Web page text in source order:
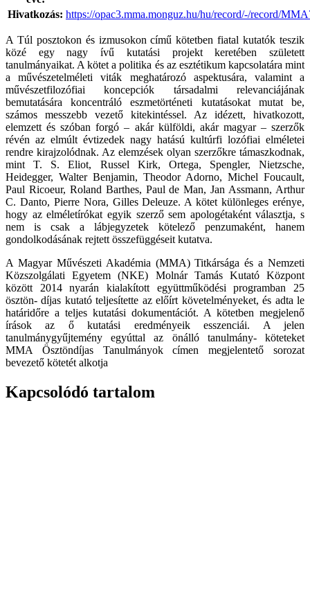
Hivatkozás: https://opac3.mma.monguz.hu/hu/record/-/record/
A Túl posztokon és izmusokon című kötetben fiatal kutatók teszik
közé egy nagy ívű kutatási projekt keretében született
tanulmányaikat. A kötet a politika és az esztétikum kapcsolatára mint
a művészetelméleti viták meghatározó aspektusára, valamint a
művészetfilozófiai koncepciók társadalmi relevanciájának
bemutatására koncentráló eszmetörténeti kutatásokat mutat be,
számos messzebb vezető kitekintéssel. Az idézett, hivatkozott,
elemzett és szóban forgó – akár külföldi, akár magyar – szerzők
révén az elmúlt évtizedek nagy hatású kultúrfi lozófiai elméletei
rendre kirajzolódnak. Az elemzések olyan szerzőkre támaszkodnak,
mint T. S. Eliot, Russel Kirk, Ortega, Spengler, Nietzsche,
Heidegger, Walter Benjamin, Theodor Adorno, Michel Foucault,
Paul Ricoeur, Roland Barthes, Paul de Man, Jan Assmann, Arthur
C. Danto, Pierre Nora, Gilles Deleuze. A kötet különleges erénye,
hogy az elméletírókat egyik szerző sem apologétaként választja, s
nem is csak a lábjegyzetek kötelező penzumaként, hanem
gondolkodásának rejtett összefüggéseit kutatva.
A Magyar Művészeti Akadémia (MMA) Titkársága és a Nemzeti
Közszolgálati Egyetem (NKE) Molnár Tamás Kutató Központ
között 2014 nyarán kialakított együttműködési programban 25
ösztön- díjas kutató teljesítette az előírt követelményeket, és adta le
határidőre a teljes kutatási dokumentációt. A kötetben megjelenő
írások az ő kutatási eredményeik esszenciái. A jelen
tanulmánygyűjtemény egyúttal az önálló tanulmány- köteteket
MMA Ösztöndíjas Tanulmányok címen megjelentető sorozat
bevezető kötetét alkotja
Kapcsolódó tartalom